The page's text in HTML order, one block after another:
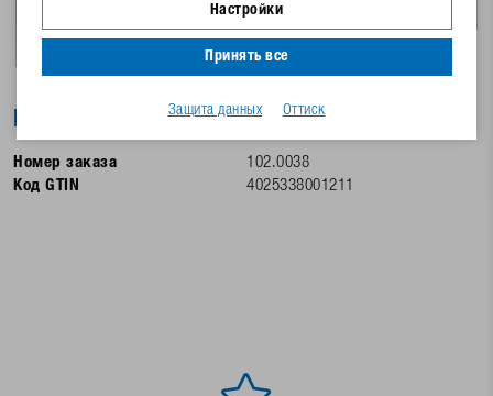
Просечной штифт для заслонки клапана
Номер заказа
102.0038
Код GTIN
4025338001211
Настройки
Принять все
Защита данных Оттиск